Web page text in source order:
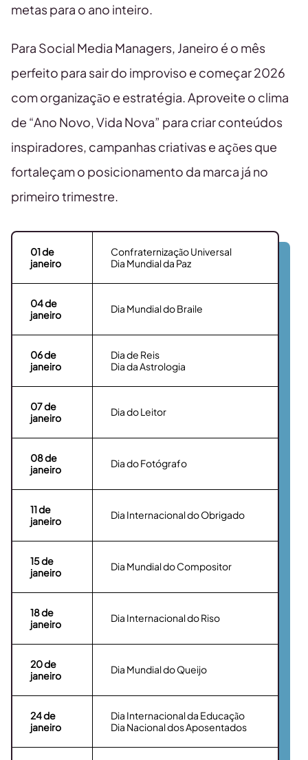
metas para o ano inteiro.
Para Social Media Managers, Janeiro é o mês
perfeito para sair do improviso e começar 2026
com organização e estratégia. Aproveite o clima
de “Ano Novo, Vida Nova” para criar conteúdos
inspiradores, campanhas criativas e ações que
fortaleçam o posicionamento da marca já no
primeiro trimestre.
01 de
janeiro
Confraternização Universal
Dia Mundial da Paz
04de
janeiro
Dia Mundial do Braile
06de
janeiro
Dia de Reis
Dia da Astrologia
07de
janeiro
Dia do Leitor
08de
janeiro
Dia do Fotógrafo
11de
janeiro
Dia Internacional do Obrigado
15de
janeiro
Dia Mundial do Compositor
18de
janeiro
Dia Internacional do Riso
20de
janeiro
Dia Mundial do Queijo
24de
janeiro
Dia Internacional da Educação
Dia Nacional dos Aposentados